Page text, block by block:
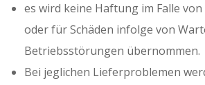
es wird keine Haftung im Falle
oder für Schäden infolge von
Betriebsstörungen übernommen.
Bei jeglichen Lieferproblemen